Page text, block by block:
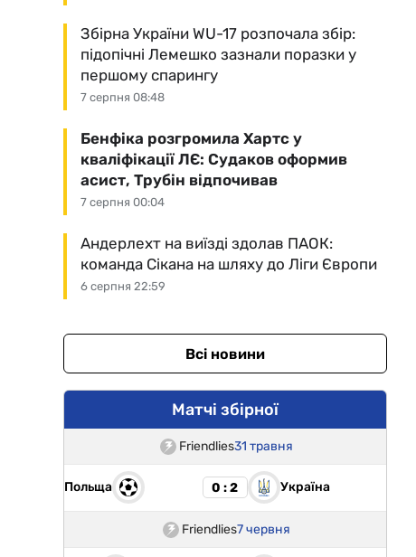
7 серпня 08:48
Збірна України WU-17 розпочала збір:
підопічні Лемешко зазнали поразки у
першому спарингу
7 серпня 00:04
Бенфіка розгромила Хартс у
кваліфікації ЛЄ: Судаков оформив
асист, Трубін відпочивав
6 серпня 22:59
Андерлехт на виїзді здолав ПАОК:
команда Сікана на шляху до Ліги Європи
Всі новини
Матчі збірної
Friendlies31 травня
Польща 0 : 2 Україна
Friendlies7 червня